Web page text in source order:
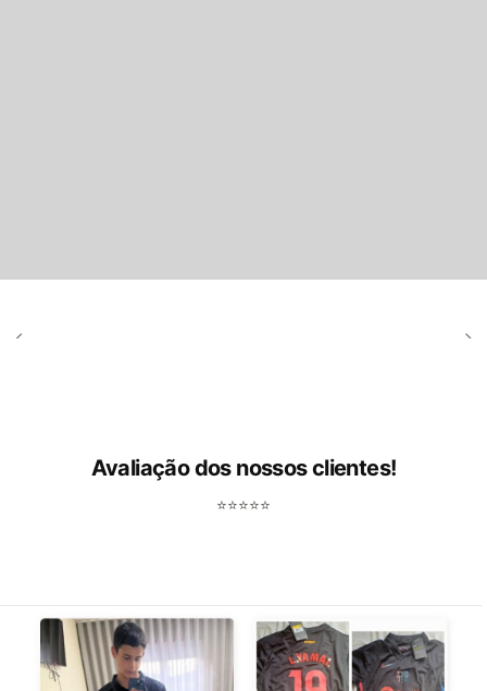
Avaliação dos nossos clientes!
⭐⭐⭐⭐⭐